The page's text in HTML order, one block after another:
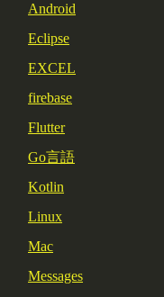
Android
Eclipse
EXCEL
firebase
Flutter
Go言語
Kotlin
Linux
Mac
Messages